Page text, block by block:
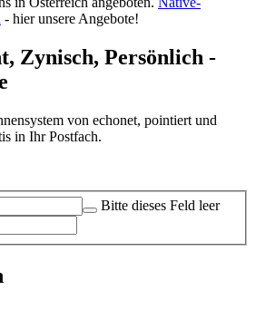
- hier unsere Angebote!
Zynisch, Persönlich -
von echonet, pointiert und
in Ihr Postfach.
Bitte dieses Feld leer